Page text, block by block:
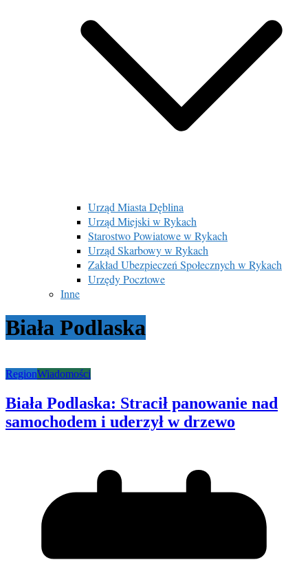
Urząd Miasta Dęblina
Urząd Miejski w Rykach
Starostwo Powiatowe w Rykach
Urząd Skarbowy w Rykach
Zakład Ubezpieczeń Społecznych w Rykach
Urzędy Pocztowe
Inne
Biała Podlaska
RegionWiadomości
Biała Podlaska: Stracił panowanie nad
samochodem i uderzył w drzewo